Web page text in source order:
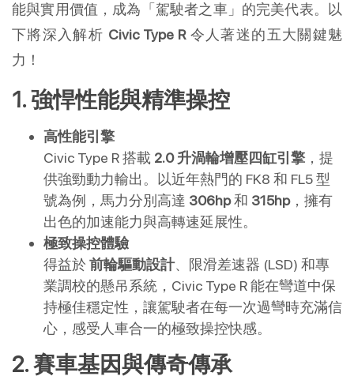
能與實用價值，成為「駕駛者之車」的完美代表。以
下將深入解析 Civic Type R令人著迷的五大關鍵魅
力！
1. 強悍性能與精準操控
高性能引擎
Civic Type R 搭載 2.0 升渦輪增壓四缸引擎 ，提
供強勁動力輸出。以近年熱門的 FK8 和 FL5 型
號為例，馬力分別高達 306hp和 315hp，擁有
出色的加速能力與高轉速延展性。
極致操控體驗
得益於 前輪驅動設計、限滑差速器 (LSD) 和專
業調校的懸吊系統，Civic Type R 能在彎道中保
持極佳穩定性，讓駕駛者在每一次過彎時充滿信
心，感受人車合一的極致操控快感。
2. 賽車基因與傳奇傳承